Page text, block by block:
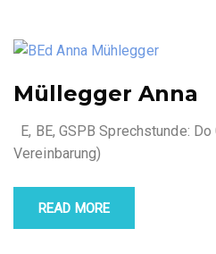
Müllegger Anna
E, BE, GSPB Sprechstunde:
Vereinbarung)
READ MORE